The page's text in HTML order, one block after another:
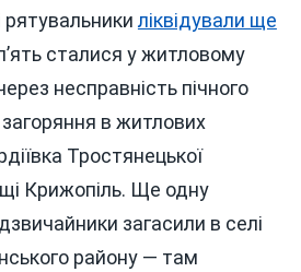
рятувальники ліквідували ще
сталися у житловому
несправність пічного
в житлових
Тростянецької
Крижопіль. Ще одну
загасили в селі
району — там